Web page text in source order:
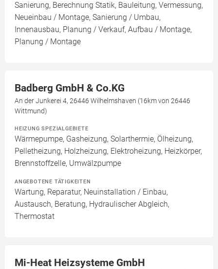
Sanierung, Berechnung Statik, Bauleitung, Vermessung,
Neueinbau / Montage, Sanierung / Umbau,
Innenausbau, Planung / Verkauf, Aufbau / Montage,
Planung / Montage
Badberg GmbH & Co.KG
An der Junkerei 4, 26446 Wilhelmshaven (16km von 26446
Wittmund)
HEIZUNG SPEZIALGEBIETE
Wärmepumpe, Gasheizung, Solarthermie, Ölheizung,
Pelletheizung, Holzheizung, Elektroheizung, Heizkörper,
Brennstoffzelle, Umwälzpumpe
ANGEBOTENE TÄTIGKEITEN
Wartung, Reparatur, Neuinstallation / Einbau,
Austausch, Beratung, Hydraulischer Abgleich,
Thermostat
Mi-Heat Heizsysteme GmbH